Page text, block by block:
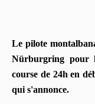
Le pilote
Nürburgring pour
course de 24h en
qui s'annonce.